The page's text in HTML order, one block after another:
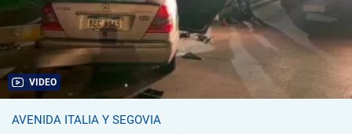
VIDEO
AVENIDA ITALIA Y SEGOVIA